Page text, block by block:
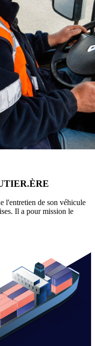
l'entretien de son véhicule
Il a pour mission le